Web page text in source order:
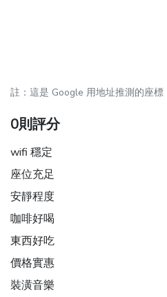
註：這是 Google 用地址推測的座標
0則評分
wifi 穩定
座位充足
安靜程度
咖啡好喝
東西好吃
價格實惠
裝潢音樂